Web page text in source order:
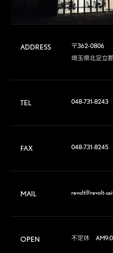
ADDRESS
〒362-0806
埼玉県北足立
TEL 048-731-8243
FAX 048-731-8245
MAIL revolt@revolt-
OPEN 不定休　